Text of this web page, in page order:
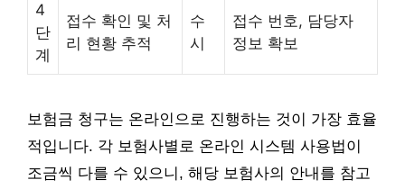
4
단
계
접수 확인 및 처
리 현황 추적
수
시
접수 번호, 담당자
정보 확보
보험금 청구는 온라인으로 진행하는 것이 가장 효율
적입니다. 각 보험사별로 온라인 시스템 사용법이
조금씩 다를 수 있으니, 해당 보험사의 안내를 참고